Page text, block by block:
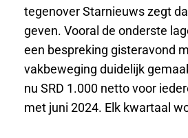
tegenover Starnieuws zegt
geven. Vooral de onderste
een bespreking gisteravond
vakbeweging duidelijk
nu SRD 1.000 netto voor
met juni 2024. Elk kwartaal